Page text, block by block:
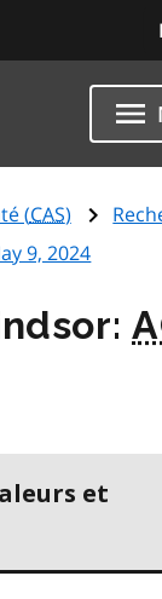
(CAS)
9, 2024
et